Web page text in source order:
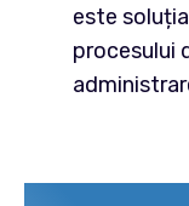
este
procesului